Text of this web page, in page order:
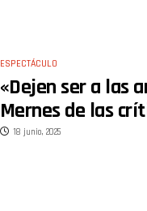
ESPECTÁCULO
«Dejen ser a las
Mernes de las
18 junio, 2025